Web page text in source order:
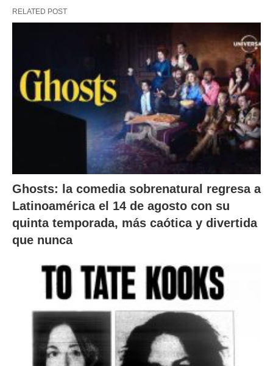
RELATED POST
Ghosts: la comedia sobrenatural regresa a
Latinoamérica el 14 de agosto con su
quinta temporada, más caótica y divertida
que nunca